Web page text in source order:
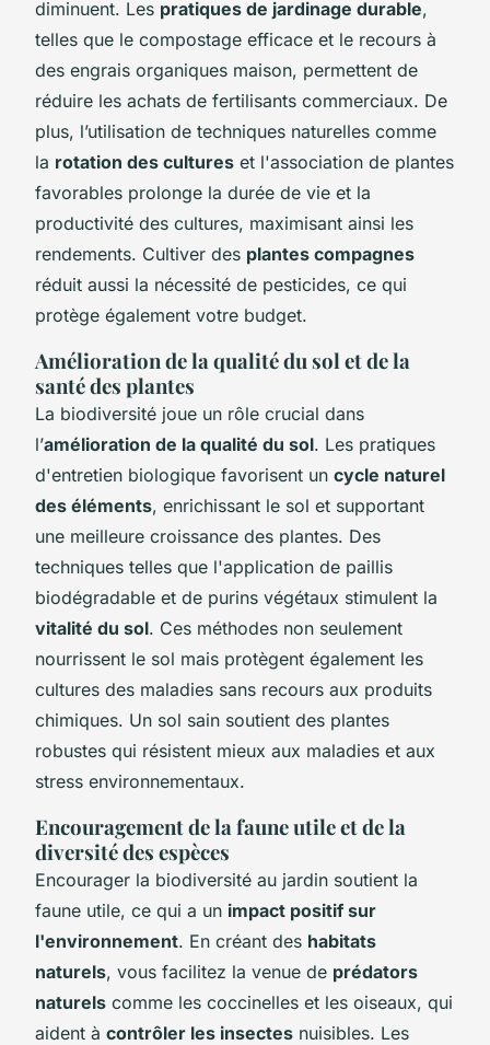
diminuent. Les pratiques de jardinage durable,
telles que le compostage efficace et le recours à
des engrais organiques maison, permettent de
réduire les achats de fertilisants commerciaux. De
plus, l’utilisation de techniques naturelles comme
la rotation des cultures et l'association de plantes
favorables prolonge la durée de vie et la
productivité des cultures, maximisant ainsi les
rendements. Cultiver des plantes compagnes
réduit aussi la nécessité de pesticides, ce qui
protège également votre budget.
Amélioration de la qualité du sol et de la
santé des plantes
La biodiversité joue un rôle crucial dans
l’amélioration de la qualité du sol. Les pratiques
d'entretien biologique favorisent un cycle naturel
des éléments, enrichissant le sol et supportant
une meilleure croissance des plantes. Des
techniques telles que l'application de paillis
biodégradable et de purins végétaux stimulent la
vitalité du sol. Ces méthodes non seulement
nourrissent le sol mais protègent également les
cultures des maladies sans recours aux produits
chimiques. Un sol sain soutient des plantes
robustes qui résistent mieux aux maladies et aux
stress environnementaux.
Encouragement de la faune utile et de la
diversité des espèces
Encourager la biodiversité au jardin soutient la
faune utile, ce qui a un impact positif sur
l'environnement. En créant des habitats
naturels, vous facilitez la venue de prédators
naturels comme les coccinelles et les oiseaux, qui
aident à contrôler les insectes nuisibles. Les